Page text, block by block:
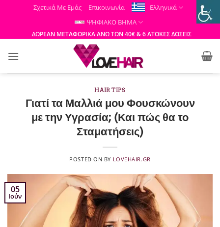
Μετάβαση
περιεχόμενο
Σχετικά Με Εμάς Επικοινωνία
Ελληνικά
ΨΗΦΙΑΚΟ ΒΗΜΑ
ΔΩΡΕΑΝ ΜΕΤΑΦΟΡΙΚΑ ΑΝΩ ΤΩΝ 40€ & 6 ΑΤΟΚΕΣ ΔΟΣΕΙΣ
HAIR TIPS
Γιατί τα Μαλλιά μου Φουσκώνουν
με την Υγρασία; (Και πώς θα το
Σταματήσεις)
POSTED ON BY LOVEHAIR.GR
05
Ιούν